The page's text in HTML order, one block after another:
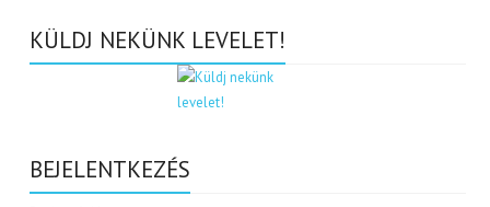
KÜLDJ NEKÜNK LEVELET!
BEJELENTKEZÉS